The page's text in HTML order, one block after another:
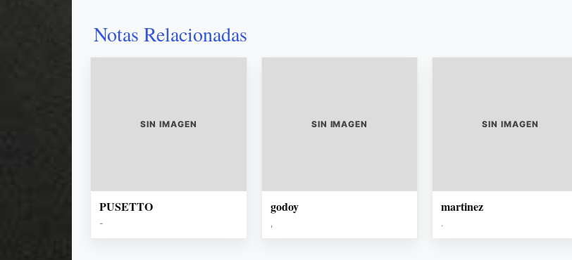
Notas Relacionadas
SIN IMAGEN
PUSETTO
-
SIN IMAGEN
godoy
SIN IMAGEN
martinez
.